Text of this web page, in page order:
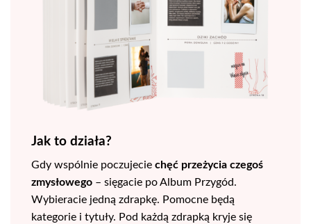
Jak to działa?
Gdy wspólnie poczujecie chęć przeżycia czegoś
zmysłowego – sięgacie po Album Przygód.
Wybieracie jedną zdrapkę. Pomocne będą
kategorie i tytuły. Pod każdą zdrapką kryje się